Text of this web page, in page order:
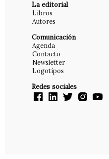
La editorial
Libros
Autores
Comunicación
Agenda
Contacto
Newsletter
Logotipos
Redes sociales